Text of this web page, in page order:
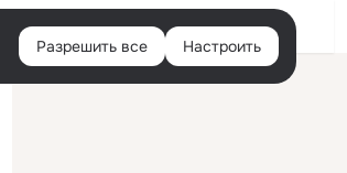
Войти
Разрешить все Настроить